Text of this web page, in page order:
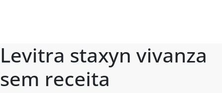
Levitra staxyn vivanza
sem receita